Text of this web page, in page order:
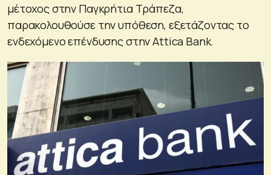
μέτοχος στην Παγκρήτια Τράπεζα,
παρακολουθούσε την υπόθεση, εξετάζοντας το
ενδεχόμενο επένδυσης στην Attica Bank.